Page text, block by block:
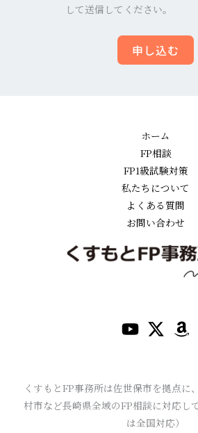
して送信してください。
申し込む
ホーム
FP相談
FP1級試験対策
私たちについて
よくある質問
お問い合わせ
くすもとFP事務所は佐世保市を拠点に
村市など長崎県全域のFP相談に対応し
は全国対応）